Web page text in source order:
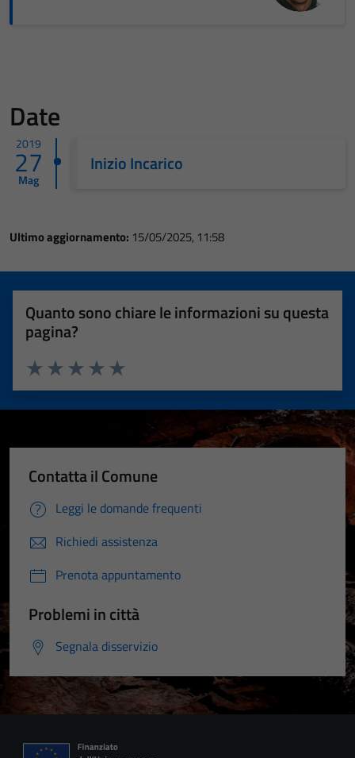
Date
2019
27
Mag
Inizio Incarico
Ultimo aggiornamento: 15/05/2025, 11:58
Quanto sono chiare le informazioni su questa
pagina?
Valuta 5 stelle su 5
Valuta 4 stelle su 5
Valuta 3 stelle su 5
Valuta 2 stelle su 5
Valuta 1 stelle su 5
Contatta il Comune
Leggi le domande frequenti
Richiedi assistenza
Prenota appuntamento
Problemi in città
Segnala disservizio